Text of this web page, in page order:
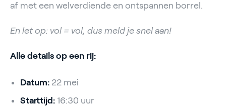
af met een welverdiende en ontspannen borrel.
En let op: vol = vol, dus meld je snel aan!
Alle details op een rij:
Datum: 22 mei
Starttijd: 16:30 uur